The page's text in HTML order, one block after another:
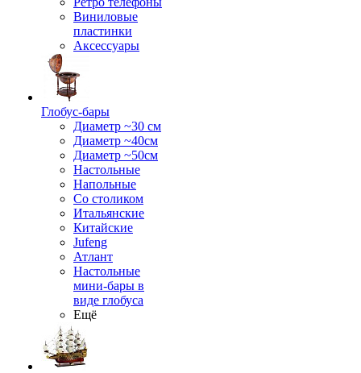
Виниловые
пластинки
Аксессуары
Глобус-бары
Диаметр ~30 см
Диаметр ~40см
Диаметр ~50см
Настольные
Напольные
Со столиком
Итальянские
Китайские
Jufeng
Атлант
Настольные
мини-бары в
виде глобуса
Ещё